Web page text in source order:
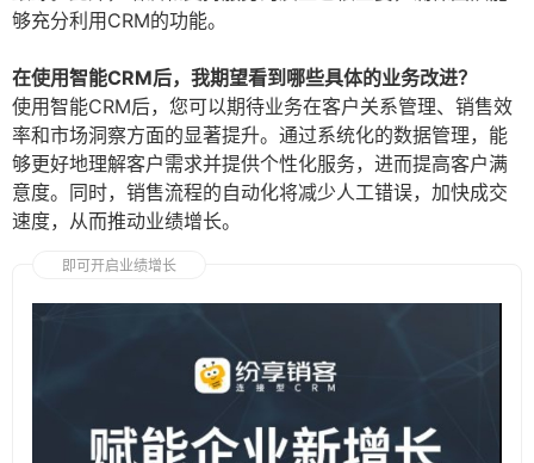
够充分利用CRM的功能。
在使用智能CRM后，我期望看到哪些具体的业务改进？
使用智能CRM后，您可以期待业务在客户关系管理、销售效
率和市场洞察方面的显著提升。通过系统化的数据管理，能
够更好地理解客户需求并提供个性化服务，进而提高客户满
意度。同时，销售流程的自动化将减少人工错误，加快成交
速度，从而推动业绩增长。
即可开启业绩增长